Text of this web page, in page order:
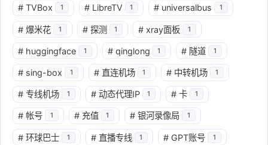
# TVBox 1 # LibreTV 1 # universalbus 1
# 爆米花 1 # 探测 1 # xray面板 1
# huggingface 1 # qinglong 1 # 隧道 1
# sing-box 1 # 直连机场 1 # 中转机场 1
# 专线机场 1 # 动态代理IP 1 # 卡 1
# 帐号 1 # 充值 1 # 银河录像局 1
# 环球巴士 1 # 直播专线 1 # GPT账号 1